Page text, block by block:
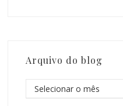
Arquivo do blog